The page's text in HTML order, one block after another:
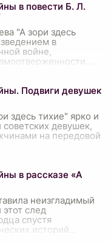
в повести Б. Л.
"А зори здесь
в
войне,
Подвиги девушек
здесь тихие" ярко и
девушек,
на передовой
в рассказе «А
неизгладимый
след
спустя
историй